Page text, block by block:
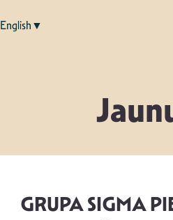
English▼
GRUPA SIGMA